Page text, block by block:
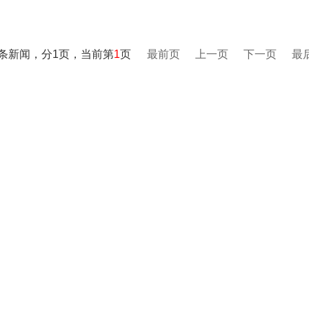
新闻，分1页，当前第1页 最前页 上一页 下一页 最